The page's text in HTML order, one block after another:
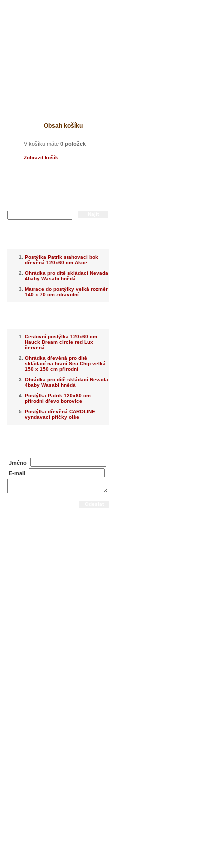
Obsah košíku
V košíku máte 0 položek
Zobrazit košík
Postýlka Patrik stahovací bok
dřevěná 120x60 cm Akce
Ohrádka pro dítě skládací Nevada
4baby Wasabi hnědá
Matrace do postýlky velká rozměr
140 x 70 cm zdravotní
Cestovní postýlka 120x60 cm
Hauck Dream circle red Lux
červená
Ohrádka dřevěná pro ditě
skládací na hraní Sisi Chip velká
150 x 150 cm přírodní
Ohrádka pro dítě skládací Nevada
4baby Wasabi hnědá
Postýlka Patrik 120x60 cm
přírodní dřevo borovice
Postýlka dřevěná CAROLINE
vyndavací příčky olše
Jméno
E-mail